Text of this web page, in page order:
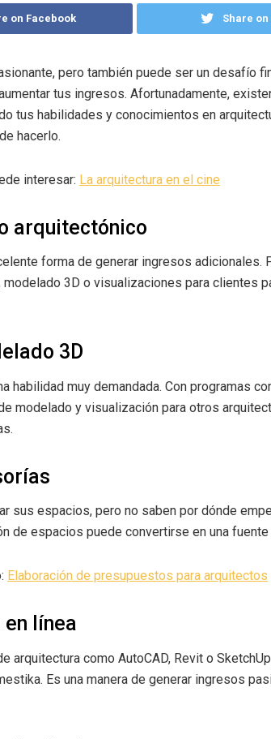
on Facebook Share
pero también puede ser un desafío
tus ingresos. Afortunadamente,
tus habilidades y conocimientos en
hacerlo.
interesar: La arquitectura en el cine
arquitectónico
forma de generar ingresos adicionales.
3D o visualizaciones para clientes
3D
habilidad muy demandada. Con programas
modelado y visualización para otros
sus espacios, pero no saben por dónde
de espacios puede convertirse en una
Elaboración de presupuestos para arquitectos
línea
arquitectura como AutoCAD, Revit o
Es una manera de generar ingresos